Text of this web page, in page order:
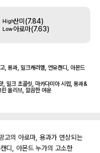
High산미 (7.84)
Low아로마(7.63)
, 용과, 밀크캐러멜, 연유캔디, 아몬드
, 밀크 초콜릿, 마카다미아 시럽, 용과&
올리브, 깔끔한 여운
고의 아로마, 용과가 연상되는
디, 아몬드 누가의 고소한